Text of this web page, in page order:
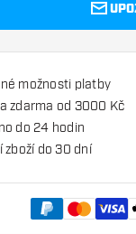
možnosti platby
zdarma od 3000 Kč
do 24 hodin
zboží do 30 dní